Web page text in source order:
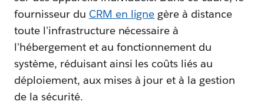
fournisseur du CRM en ligne gère à distance
toute l'infrastructure nécessaire à
l'hébergement et au fonctionnement du
système, réduisant ainsi les coûts liés au
déploiement, aux mises à jour et à la gestion
de la sécurité.